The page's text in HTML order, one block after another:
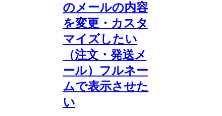
のメールの内容
を変更・カスタ
マイズしたい
（注文・発送メ
ール）フルネー
ムで表示させた
い